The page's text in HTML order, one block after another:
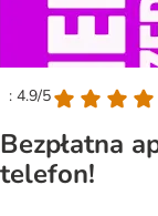
: 4.9/5
Bezpłatna
telefon!